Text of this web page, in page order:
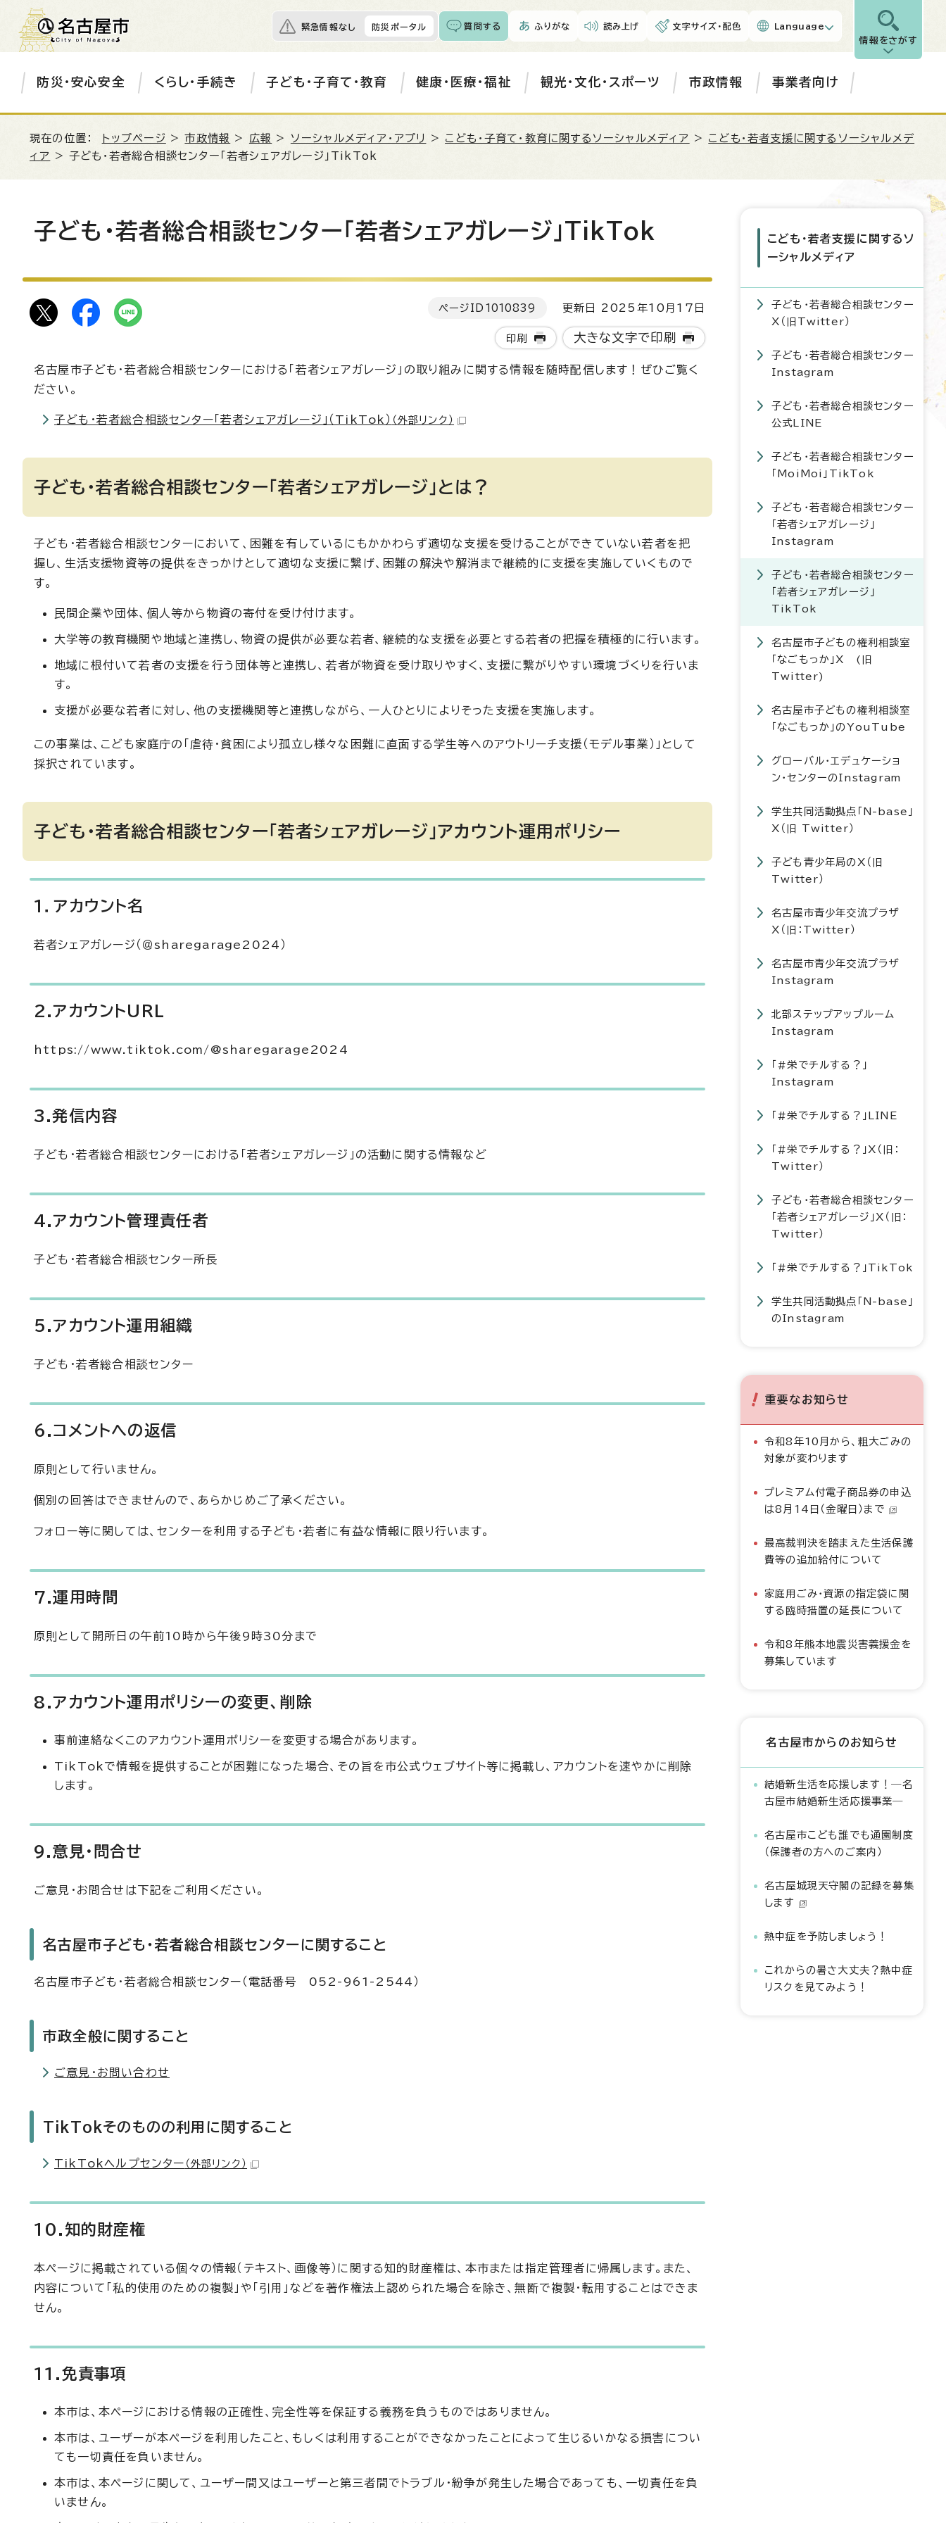
緊急情報なし 防災ポータル 質問する ふりがな 読み上げ 文字サイズ・配色 Language
情報をさがす
防災・安心安全 くらし・手続き 子ども・子育て・教育 健康・医療・福祉 観光・文化・スポーツ 市政情報 事業者向け
現在の位置： トップページ >市政情報 > 広報 > ソーシャルメディア・アプリ > こども・子育て・教育に関するソーシャルメディア > こども・若者支援に関するソーシャルメデ
ィア
> 子ども・若者総合相談センター「若者シェアガレージ」TikTok
子ども・若者総合相談センター「若者シェアガレージ」TikTok
ページID 1010839 更新日 2025年10月17日
印刷 大きな文字で印刷
名古屋市子ども・若者総合相談センターにおける「若者シェアガレージ」の取り組みに関する情報を随時配信します！ぜひご覧く
ださい。
子ども・若者総合相談センター「若者シェアガレージ」（TikTok） （外部リンク）
子ども・若者総合相談センター「若者シェアガレージ」とは？
子ども・若者総合相談センターにおいて、困難を有しているにもかかわらず適切な支援を受けることができていない若者を把
握し、生活支援物資等の提供をきっかけとして適切な支援に繋げ、困難の解決や解消まで継続的に支援を実施していくもので
す。
民間企業や団体、個人等から物資の寄付を受け付けます。
大学等の教育機関や地域と連携し、物資の提供が必要な若者、継続的な支援を必要とする若者の把握を積極的に行います。
地域に根付いて若者の支援を行う団体等と連携し、若者が物資を受け取りやすく、支援に繋がりやすい環境づくりを行いま
す。
支援が必要な若者に対し、他の支援機関等と連携しながら、一人ひとりによりそった支援を実施します。
この事業は、こども家庭庁の「虐待・貧困により孤立し様々な困難に直面する学生等へのアウトリーチ支援（モデル事業）」として
採択されています。
子ども・若者総合相談センター「若者シェアガレージ」アカウント運用ポリシー
1．アカウント名
若者シェアガレージ（＠sharegarage2024）
2.アカウントURL
https://www.tiktok.com/@sharegarage2024
3.発信内容
子ども・若者総合相談センターにおける「若者シェアガレージ」の活動に関する情報など
4.アカウント管理責任者
子ども・若者総合相談センター所長
5.アカウント運用組織
子ども・若者総合相談センター
6.コメントへの返信
原則として行いません。
個別の回答はできませんので、あらかじめご了承ください。
フォロー等に関しては、センターを利用する子ども・若者に有益な情報に限り行います。
7.運用時間
原則として開所日の午前10時から午後9時30分まで
8.アカウント運用ポリシーの変更、削除
事前連絡なくこのアカウント運用ポリシーを変更する場合があります。
TikTokで情報を提供することが困難になった場合、その旨を市公式ウェブサイト等に掲載し、アカウントを速やかに削除
します。
9.意見・問合せ
ご意見・お問合せは下記をご利用ください。
名古屋市子ども・若者総合相談センターに関すること
名古屋市子ども・若者総合相談センター（電話番号 052-961-2544）
市政全般に関すること
ご意見・お問い合わせ
TikTokそのものの利用に関すること
TikTokヘルプセンター （外部リンク）
10.知的財産権
本ページに掲載されている個々の情報（テキスト、画像等）に関する知的財産権は、本市または指定管理者に帰属します。また、
内容について「私的使用のための複製」や「引用」などを著作権法上認められた場合を除き、無断で複製・転用することはできま
せん。
11.免責事項
本市は、本ページにおける情報の正確性、完全性等を保証する義務を負うものではありません。
本市は、ユーザーが本ページを利用したこと、もしくは利用することができなかったことによって生じるいかなる損害につい
ても一切責任を負いません。
本市は、本ページに関して、ユーザー間又はユーザーと第三者間でトラブル・紛争が発生した場合であっても、一切責任を負
いません。
こども・若者支援に関するソ
ーシャルメディア
子ども・若者総合相談センター
X（旧Twitter）
子ども・若者総合相談センター
Instagram
子ども・若者総合相談センター
公式LINE
子ども・若者総合相談センター
「MoiMoi」TikTok
子ども・若者総合相談センター
「若者シェアガレージ」
Instagram
子ども・若者総合相談センター
「若者シェアガレージ」
TikTok
名古屋市子どもの権利相談室
「なごもっか」X (旧
Twitter)
名古屋市子どもの権利相談室
「なごもっか」のYouTube
グローバル・エデュケーショ
ン・センターのInstagram
学生共同活動拠点「N-base」
X（旧 Twitter）
子ども青少年局のX（旧
Twitter）
名古屋市青少年交流プラザ
X（旧：Twitter）
名古屋市青少年交流プラザ
Instagram
北部ステップアップルーム
Instagram
「#栄でチルする？」
Instagram
「#栄でチルする？」LINE
「#栄でチルする？」X（旧：
Twitter）
子ども・若者総合相談センター
「若者シェアガレージ」X（旧：
Twitter）
「#栄でチルする？」TikTok
学生共同活動拠点「N-base」
のInstagram
重要なお知らせ
令和8年10月から、粗大ごみの
対象が変わります
プレミアム付電子商品券の申込
は8月14日（金曜日）まで
最高裁判決を踏まえた生活保護
費等の追加給付について
家庭用ごみ・資源の指定袋に関
する臨時措置の延長について
令和8年熊本地震災害義援金を
募集しています
名古屋市からのお知らせ
結婚新生活を応援します！―名
古屋市結婚新生活応援事業―
名古屋市こども誰でも通園制度
（保護者の方へのご案内）
名古屋城現天守閣の記録を募集
します
熱中症を予防しましょう！
これからの暑さ大丈夫？熱中症
リスクを見てみよう！